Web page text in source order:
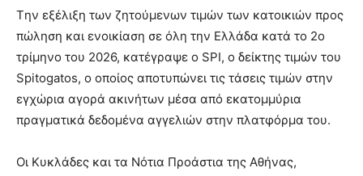
Tην εξέλιξη των ζητούμενων τιμών των κατοικιών προς
πώληση και ενοικίαση σε όλη την Ελλάδα κατά το 2ο
τρίμηνο του 2026, κατέγραψε ο SPI, ο δείκτης τιμών του
Spitogatos, ο οποίος αποτυπώνει τις τάσεις τιμών στην
εγχώρια αγορά ακινήτων μέσα από εκατομμύρια
πραγματικά δεδομένα αγγελιών στην πλατφόρμα του.
Οι Κυκλάδες και τα Νότια Προάστια της Αθήνας,